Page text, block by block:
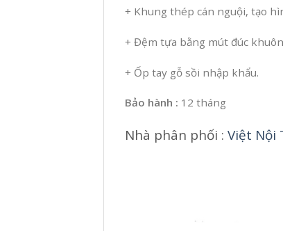
+ Khung thép cán nguội, tạo
+ Đệm tựa bằng mút đúc
+ Ốp tay gỗ sồi nhập khẩu.
Bảo hành : 12 tháng
Nhà phân phối :Việt Nội